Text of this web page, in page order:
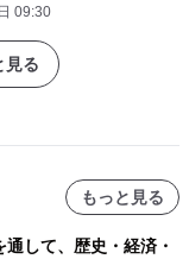
09:30
見る
もっと見る
通して、歴史・経済・